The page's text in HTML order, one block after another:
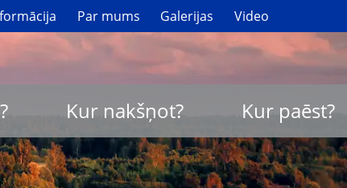
Par mums Galerijas Video
Kur nakšņot? Kur paēst?